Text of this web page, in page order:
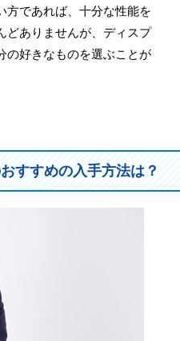
方であれば、十分な性能を
どありませんが、ディスプ
の好きなものを選ぶことが
すすめの入手方法は？